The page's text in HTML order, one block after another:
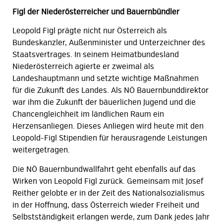
Figl der Niederösterreicher und Bauernbündler
Leopold Figl prägte nicht nur Österreich als
Bundeskanzler, Außenminister und Unterzeichner des
Staatsvertrages. In seinem Heimatbundesland
Niederösterreich agierte er zweimal als
Landeshauptmann und setzte wichtige Maßnahmen
für die Zukunft des Landes. Als NÖ Bauernbunddirektor
war ihm die Zukunft der bäuerlichen Jugend und die
Chancengleichheit im ländlichen Raum ein
Herzensanliegen. Dieses Anliegen wird heute mit den
Leopold-Figl Stipendien für herausragende Leistungen
weitergetragen.
Die NÖ Bauernbundwallfahrt geht ebenfalls auf das
Wirken von Leopold Figl zurück. Gemeinsam mit Josef
Reither gelobte er in der Zeit des Nationalsozialismus
in der Hoffnung, dass Österreich wieder Freiheit und
Selbstständigkeit erlangen werde, zum Dank jedes Jahr